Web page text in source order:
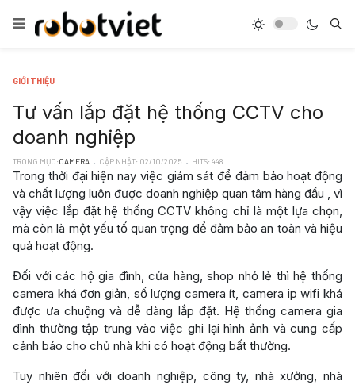
GIỚI THIỆU
Tư vấn lắp đặt hệ thống CCTV cho
doanh nghiệp
TRONG MỤC:CAMERA CẬP NHẬT: 02/10/2025 HITS: 448
Trong thời đại hiện nay việc giám sát để đảm bảo hoạt động
và chất lượng luôn được doanh nghiệp quan tâm hàng đầu , vì
vậy việc lắp đặt hệ thống CCTV không chỉ là một lựa chọn,
mà còn là một yếu tố quan trọng để đảm bảo an toàn và hiệu
quả hoạt động.
Đối với các hộ gia đình, cửa hàng, shop nhỏ lẻ thì hệ thống
camera khá đơn giản, số lượng camera ít, camera ip wifi khá
được ưa chuộng và dễ dàng lắp đặt. Hệ thống camera gia
đình thường tập trung vào việc ghi lại hình ảnh và cung cấp
cảnh báo cho chủ nhà khi có hoạt động bất thường.
Tuy nhiên đối với doanh nghiệp, công ty, nhà xưởng, nhà